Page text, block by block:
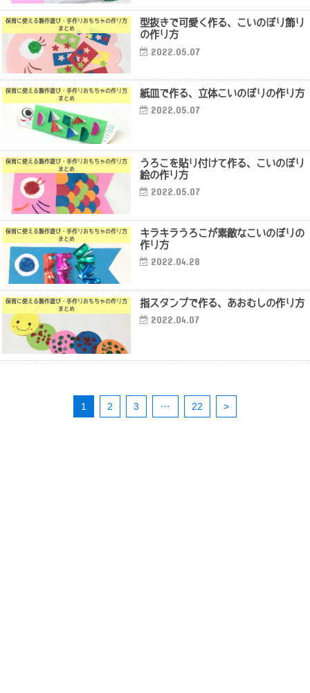
保育に使える製作遊び・手作りおもちゃの作り方
まとめ
型抜きで可愛く作る、こいのぼり飾り
の作り方
2022.05.07
保育に使える製作遊び・手作りおもちゃの作り方
まとめ
紙皿で作る、立体こいのぼりの作り方
2022.05.07
保育に使える製作遊び・手作りおもちゃの作り方
まとめ
うろこを貼り付けて作る、こいのぼり
絵の作り方
2022.05.07
保育に使える製作遊び・手作りおもちゃの作り方
まとめ
キラキラうろこが素敵なこいのぼりの
作り方
2022.04.28
保育に使える製作遊び・手作りおもちゃの作り方
まとめ
指スタンプで作る、あおむしの作り方
2022.04.07
1 2 3 … 22 >